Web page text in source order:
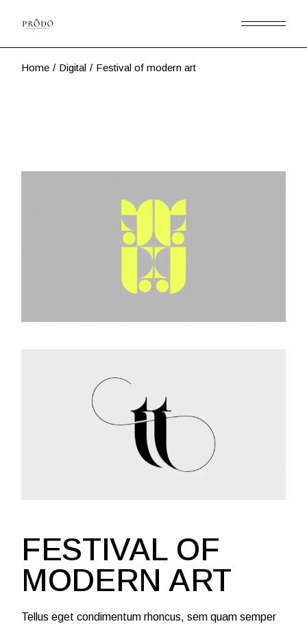
Home Digital Festival of modern art
FESTIVAL OF
MODERN ART
Tellus eget condimentum rhoncus, sem quam semper